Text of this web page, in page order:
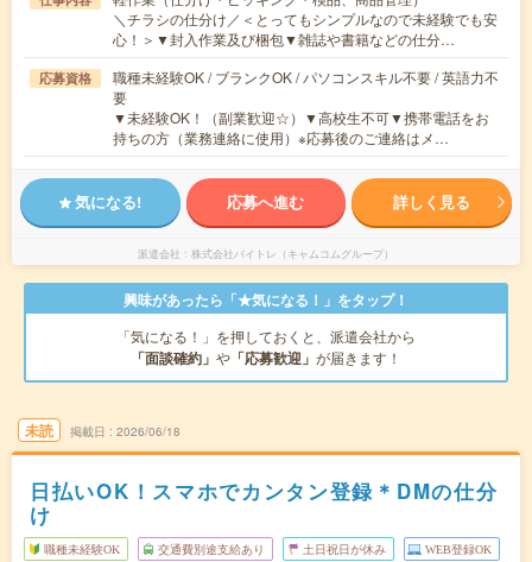
＼チラシの仕分け／＜とってもシンプルなので未経験でも安
心！＞▼封入作業及び梱包▼雑誌や書籍などの仕分…
応募資格
職種未経験OK / ブランクOK / パソコンスキル不要 / 英語力不
要
▼未経験OK！（副業歓迎☆）▼高校生不可▼携帯電話をお
持ちの方（業務連絡に使用）※応募後のご連絡はメ…
気になる! 応募へ進む 詳しく見る
派遣会社 株式会社バイトレ（キャムコムグループ）
興味があったら「★気になる！」をタップ！
「気になる！」を押しておくと、派遣会社から
「面談確約」 や 「応募歓迎」 が届きます！
未読 掲載日 2026/06/18
日払いOK！スマホでカンタン登録＊DMの仕分
け
職種未経験OK 交通費別途支給あり 土日祝日が休み WEB登録OK